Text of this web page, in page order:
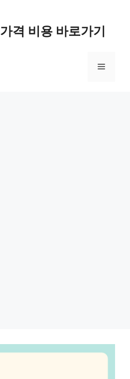
가격 비용 바로가기
메